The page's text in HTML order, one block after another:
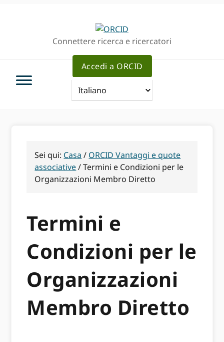
Connettere ricerca e ricercatori
Accedi a ORCID
Sei qui: Casa / ORCID Vantaggi e quote
associative/Termini e Condizioni per le
Organizzazioni Membro Diretto
Termini e
Condizioni per le
Organizzazioni
Membro Diretto